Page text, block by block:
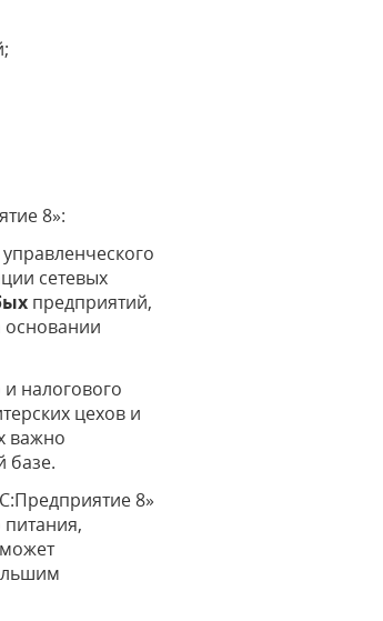
8»:
сетевых
предприятий,
основании
налогового
цехов и
важно
базе.
8»